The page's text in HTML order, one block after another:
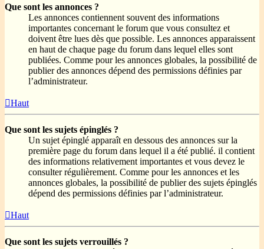
Que sont les annonces ?
Les annonces contiennent souvent des informations
importantes concernant le forum que vous consultez et
doivent être lues dès que possible. Les annonces apparaissent
en haut de chaque page du forum dans lequel elles sont
publiées. Comme pour les annonces globales, la possibilité de
publier des annonces dépend des permissions définies par
l’administrateur.
Haut
Que sont les sujets épinglés ?
Un sujet épinglé apparaît en dessous des annonces sur la
première page du forum dans lequel il a été publié. il contient
des informations relativement importantes et vous devez le
consulter régulièrement. Comme pour les annonces et les
annonces globales, la possibilité de publier des sujets épinglés
dépend des permissions définies par l’administrateur.
Haut
Que sont les sujets verrouillés ?